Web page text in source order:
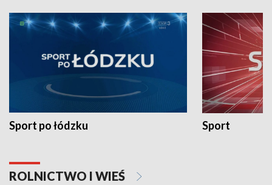
Sport po łódzku Sport
ROLNICTWO I WIEŚ